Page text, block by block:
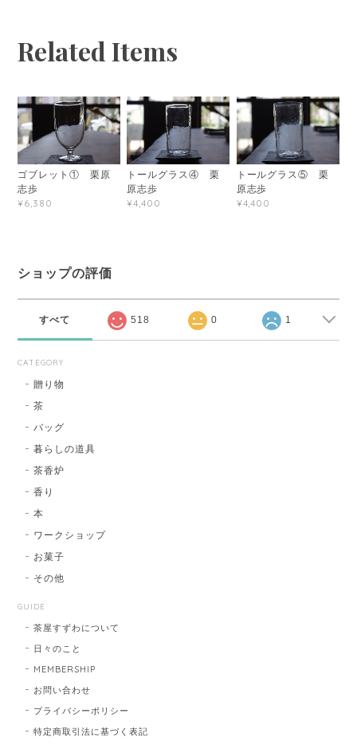
Related Items
ゴブレット① 栗原
志歩
¥6,380
トールグラス④ 栗
原志歩
¥4,400
トールグラス⑤ 栗
原志歩
¥4,400
ショップの評価
すべて 518 0 1
CATEGORY
贈り物
茶
バッグ
暮らしの道具
茶香炉
香り
本
ワークショップ
お菓子
その他
GUIDE
茶屋すずわについて
日々のこと
MEMBERSHIP
お問い合わせ
プライバシーポリシー
特定商取引法に基づく表記